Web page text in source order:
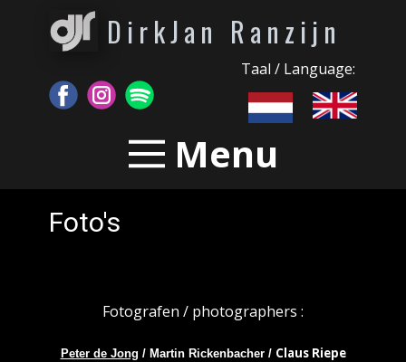
DirkJan Ranzijn
Taal / Language:
Menu
Foto's
Fotografen / photographers :
Peter de Jong / Martin Rickenbacher / Claus Riepe